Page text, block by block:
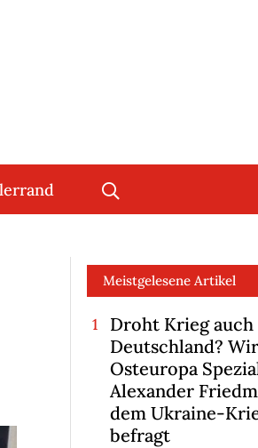
Meistgelesene Artikel
Droht Krieg auch
Deutschland?
Osteuropa
Alexander
dem Ukraine-
befragt